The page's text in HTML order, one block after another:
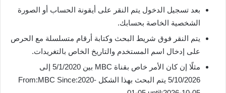
بعد تسجيل الدخول يتم النقر على أيقونة الحساب أو الصورة
الشخصية الخاصة بحسابك.
يتم النقر فوق شريط البحث وكتابة أرقام متسلسلة مع الحرص
على إدخال اسم المستخدم والتاريخ الخاص بالتغريدات.
مثلًا إن كان الأمر خاص بقناة MBC بين 5/1/2020 إلى
5/10/2026 يتم البحث بهذا الشكل From:MBC Since:2020-